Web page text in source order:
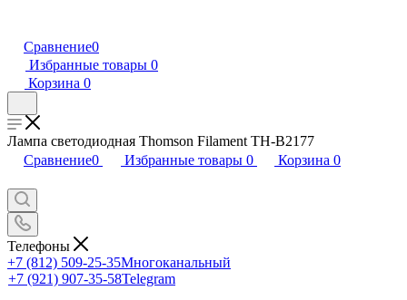
Сравнение0
Избранные товары 0
Корзина 0
Лампа светодиодная Thomson Filament TH-B2177
Сравнение0 Избранные товары 0 Корзина 0
Телефоны
+7 (812) 509-25-35Многоканальный
+7 (921) 907-35-58Telegram